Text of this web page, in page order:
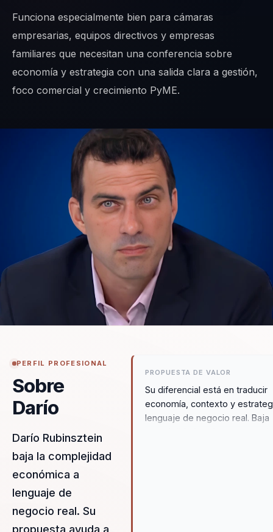
Funciona especialmente bien para cámaras
empresarias, equipos directivos y empresas
familiares que necesitan una conferencia sobre
economía y estrategia con una salida clara a gestión,
foco comercial y crecimiento PyME.
PERFIL PROFESIONAL
Sobre
Darío
Darío Rubinsztein
baja la complejidad
económica a
lenguaje de
negocio real. Su
propuesta ayuda a
PROPUESTA DE VALOR
Su diferencial está en traducir
economía, contexto y
lenguaje de negocio real. Baja